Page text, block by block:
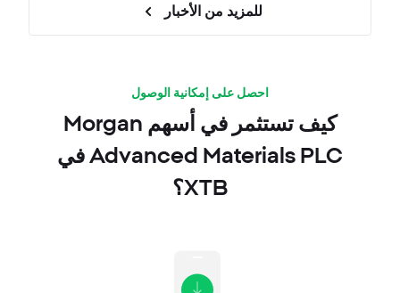
للمزيد من الأخبار
احصل على إمكانية الوصول
كيف تستثمر في أسهم Morgan
Advanced Materials PLC في
XTB؟